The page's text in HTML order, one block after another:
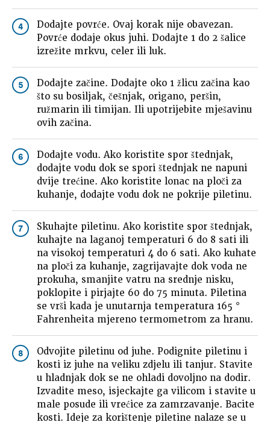
4
Dodajte povrće. Ovaj korak nije obavezan.
Povrće dodaje okus juhi. Dodajte 1 do 2 šalice
izrežite mrkvu, celer ili luk.
5
Dodajte začine. Dodajte oko 1 žlicu začina kao
što su bosiljak, češnjak, origano, peršin,
ružmarin ili timijan. Ili upotrijebite mješavinu
ovih začina.
6
Dodajte vodu. Ako koristite spor štednjak,
dodajte vodu dok se spori štednjak ne napuni
dvije trećine. Ako koristite lonac na ploči za
kuhanje, dodajte vodu dok ne pokrije piletinu.
7
Skuhajte piletinu. Ako koristite spor štednjak,
kuhajte na laganoj temperaturi 6 do 8 sati ili
na visokoj temperaturi 4 do 6 sati. Ako kuhate
na ploči za kuhanje, zagrijavajte dok voda ne
prokuha, smanjite vatru na srednje nisku,
poklopite i pirjajte 60 do 75 minuta. Piletina
se vrši kada je unutarnja temperatura 165 °
Fahrenheita mjereno termometrom za hranu.
8
Odvojite piletinu od juhe. Podignite piletinu i
kosti iz juhe na veliku zdjelu ili tanjur. Stavite
u hladnjak dok se ne ohladi dovoljno na dodir.
Izvadite meso, isjeckajte ga vilicom i stavite u
male posude ili vrećice za zamrzavanje. Bacite
kosti. Ideje za korištenje piletine nalaze se u